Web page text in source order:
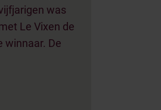
was
Le Vixen de
winnaar. De